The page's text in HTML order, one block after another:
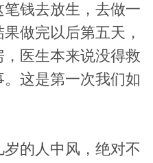
钱去放生，去做一
做完以后第五天，
医生本来说没得救
这是第一次我们如
的人中风，绝对不